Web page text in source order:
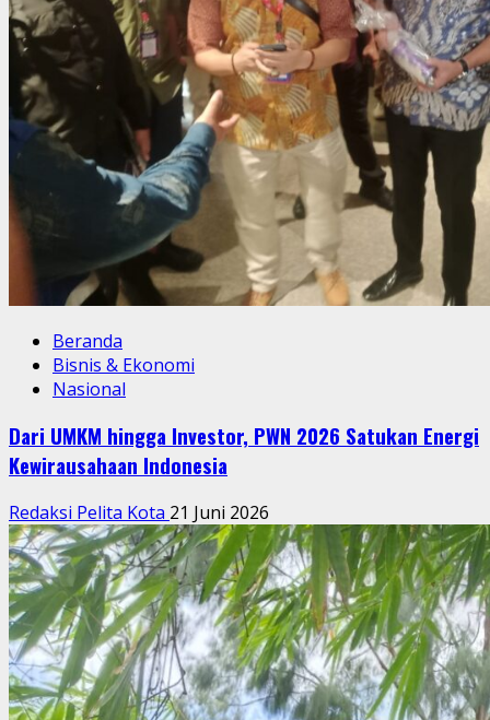
Beranda
Bisnis & Ekonomi
Nasional
Dari UMKM hingga Investor, PWN 2026 Satukan Energi
Kewirausahaan Indonesia
Redaksi Pelita Kota 21 Juni 2026